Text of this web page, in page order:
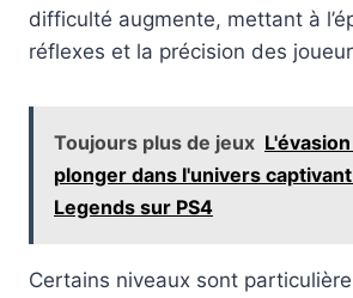
difficulté augmente, mettant à
réflexes et la précision des
Toujours plus de jeux
plonger dans l'univers
Legends sur PS4
Certains niveaux sont